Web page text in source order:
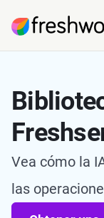
Vea cómo la
las